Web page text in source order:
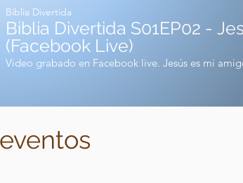
Biblia Divertida
Biblia Divertida S01EP02 - Jesús es mi fiel amigo
(Facebook Live)
Video grabado en Facebook live. Jesús es mi